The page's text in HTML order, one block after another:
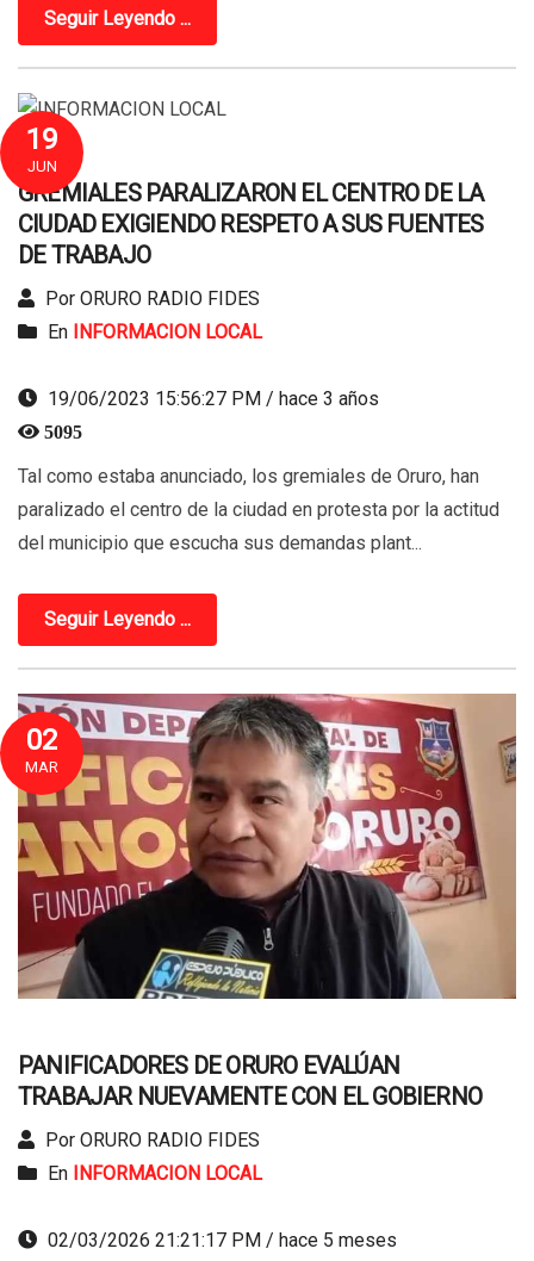
Seguir Leyendo ...
19
JUN
GREMIALES PARALIZARON EL CENTRO DE LA
CIUDAD EXIGIENDO RESPETO A SUS FUENTES
DE TRABAJO
Por ORURO RADIO FIDES
En
INFORMACION LOCAL
19/06/2023 15:56:27 PM / hace 3 años
5095
Tal como estaba anunciado, los gremiales de Oruro, han
paralizado el centro de la ciudad en protesta por la actitud
del municipio que escucha sus demandas plant...
Seguir Leyendo ...
02
MAR
PANIFICADORES DE ORURO EVALÚAN
TRABAJAR NUEVAMENTE CON EL GOBIERNO
Por ORURO RADIO FIDES
En
INFORMACION LOCAL
02/03/2026 21:21:17 PM / hace 5 meses